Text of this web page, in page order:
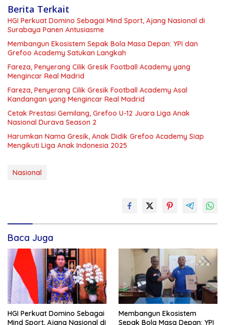
Berita Terkait
HGI Perkuat Domino Sebagai Mind Sport, Ajang Nasional di
Surabaya Panen Antusiasme
Membangun Ekosistem Sepak Bola Masa Depan: YPI dan
Grefoo Academy Satukan Langkah
Fareza, Penyerang Cilik Gresik Football Academy yang
Mengincar Real Madrid
Fareza, Penyerang Cilik Gresik Football Academy Asal
Kandangan yang Mengincar Real Madrid
Cetak Prestasi Gemilang, Grefoo U-12 Juara Liga Anak
Nasional Durava Season 2
Harumkan Nama Gresik, Anak Didik Grefoo Academy Siap
Mengikuti Liga Anak Indonesia 2025
Nasional
Baca Juga
HGI Perkuat Domino Sebagai
Mind Sport, Ajang Nasional di
Membangun Ekosistem
Sepak Bola Masa Depan: YPI